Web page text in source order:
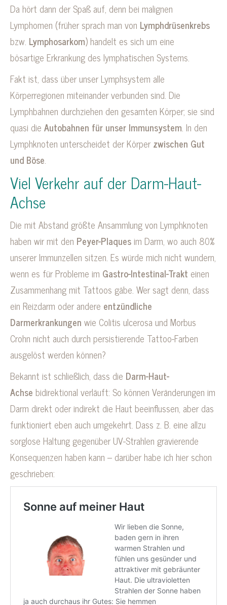
Da hört dann der Spaß auf, denn bei malignen
Lymphomen (früher sprach man von Lymphdrüsenkrebs
bzw. Lymphosarkom) handelt es sich um eine
bösartige Erkrankung des lymphatischen Systems.
Fakt ist, dass über unser Lymphsystem alle
Körperregionen miteinander verbunden sind. Die
Lymphbahnen durchziehen den gesamten Körper; sie sind
quasi die Autobahnen für unser Immunsystem. In den
Lymphknoten unterscheidet der Körper zwischen Gut
und Böse.
Viel Verkehr auf der Darm-Haut-
Achse
Die mit Abstand größte Ansammlung von Lymphknoten
haben wir mit den Peyer-Plaques im Darm, wo auch 80%
unserer Immunzellen sitzen. Es würde mich nicht wundern,
wenn es für Probleme im Gastro-Intestinal-Trakt einen
Zusammenhang mit Tattoos gäbe. Wer sagt denn, dass
ein Reizdarm oder andere entzündliche
Darmerkrankungen wie Colitis ulcerosa und Morbus
Crohn nicht auch durch persistierende Tattoo-Farben
ausgelöst werden können?
Bekannt ist schließlich, dass die Darm-Haut-
Achse bidirektional verläuft: So können Veränderungen im
Darm direkt oder indirekt die Haut beeinflussen, aber das
funktioniert eben auch umgekehrt. Dass z. B. eine allzu
sorglose Haltung gegenüber UV-Strahlen gravierende
Konsequenzen haben kann – darüber habe ich hier schon
geschrieben: